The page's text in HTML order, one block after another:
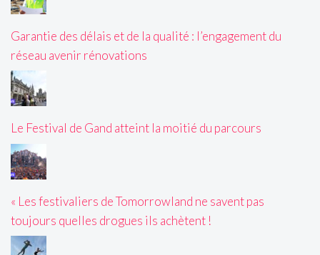
Garantie des délais et de la qualité : l’engagement du
réseau avenir rénovations
Le Festival de Gand atteint la moitié du parcours
« Les festivaliers de Tomorrowland ne savent pas
toujours quelles drogues ils achètent !